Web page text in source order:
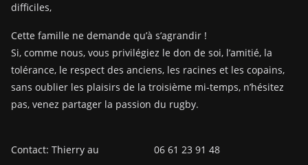
difficiles,
Cette famille ne demande qu’à s’agrandir !
Si, comme nous, vous privilégiez le don de soi, l’amitié, la
tolérance, le respect des anciens, les racines et les copains,
sans oublier les plaisirs de la troisième mi-temps, n’hésitez
pas, venez partager la passion du rugby.
Contact: Thierry au 06 61 23 91 48